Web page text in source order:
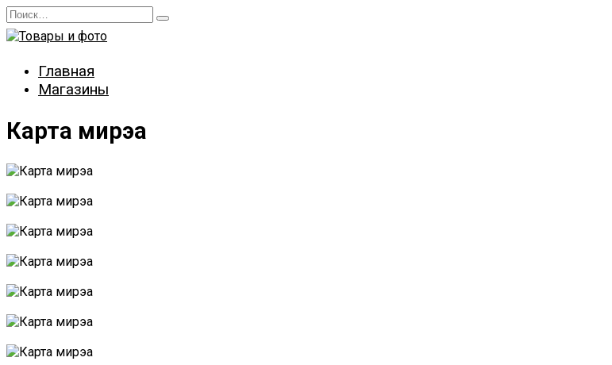
Перейти
к
содержанию
Search
for:
Главная
Магазины
Карта мирэа